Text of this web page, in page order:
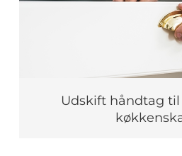
Udskift håndtag